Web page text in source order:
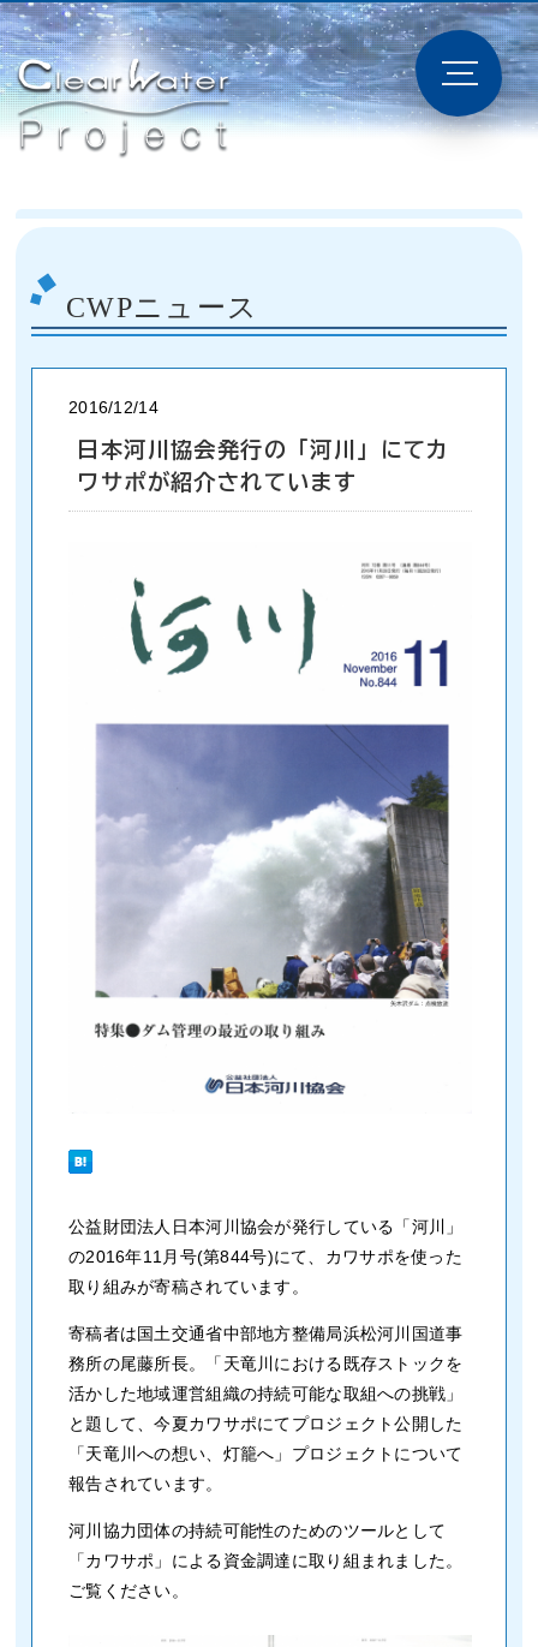
CWPニュース
2016/12/14
日本河川協会発行の「河川」にてカ
ワサポが紹介されています
公益財団法人日本河川協会が発行している「河川」
の2016年11月号(第844号)にて、カワサポを使った
取り組みが寄稿されています。
寄稿者は国土交通省中部地方整備局浜松河川国道事
務所の尾藤所長。「天竜川における既存ストックを
活かした地域運営組織の持続可能な取組への挑戦」
と題して、今夏カワサポにてプロジェクト公開した
「天竜川への想い、灯籠へ」プロジェクトについて
報告されています。
河川協力団体の持続可能性のためのツールとして
「カワサポ」による資金調達に取り組まれました。
ご覧ください。